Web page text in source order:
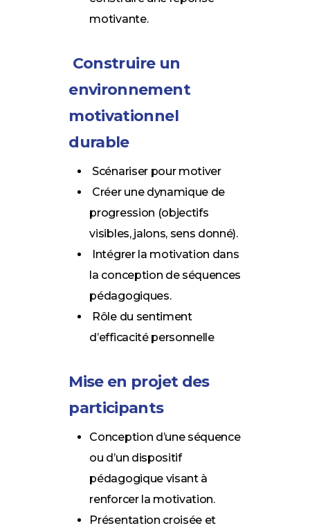
motivante.
Construire un
environnement
motivationnel
durable
Scénariser pour motiver
Créer une dynamique de
progression (objectifs
visibles, jalons, sens donné).
Intégrer la motivation dans
la conception de séquences
pédagogiques.
Rôle du sentiment
d’efficacité personnelle
Mise en projet des
participants
Conception d’une séquence
ou d’un dispositif
pédagogique visant à
renforcer la motivation.
Présentation croisée et